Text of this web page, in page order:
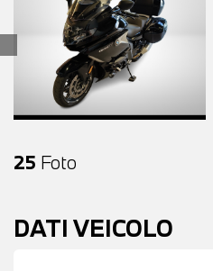
25 Foto
DATI VEICOLO